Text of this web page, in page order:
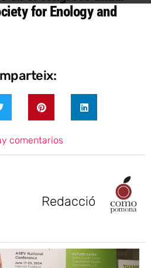
for Enology and
comentarios
Redacció